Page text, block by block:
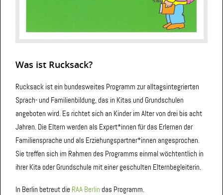
Was ist Rucksack?
Rucksack ist ein bundesweites Programm zur alltagsintegrierten
Sprach- und Familienbildung, das in Kitas und Grundschulen
angeboten wird. Es richtet sich an Kinder im Alter von drei bis acht
Jahren. Die Eltern werden als Expert*innen für das Erlernen der
Familiensprache und als Erziehungspartner*innen angesprochen.
Sie treffen sich im Rahmen des Programms einmal wöchtentlich in
ihrer Kita oder Grundschule mit einer geschulten Elternbegleiterin.
In Berlin betreut die RAA Berlin das Programm.